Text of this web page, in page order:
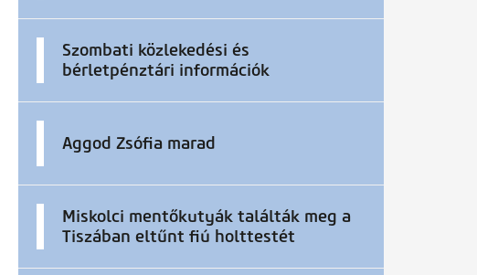
Szombati közlekedési és
bérletpénztári információk
Aggod Zsófia marad
Miskolci mentőkutyák találták meg a
Tiszában eltűnt fiú holttestét